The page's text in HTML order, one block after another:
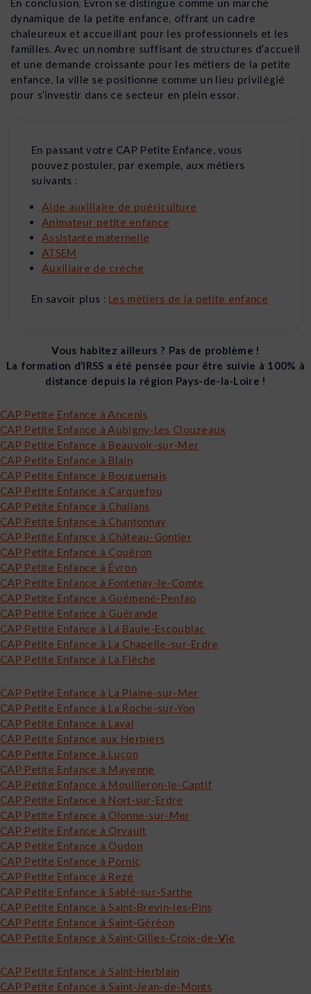
En conclusion, Évron se distingue comme un marché
dynamique de la petite enfance, offrant un cadre
chaleureux et accueillant pour les professionnels et les
familles. Avec un nombre suffisant de structures d’accueil
et une demande croissante pour les métiers de la petite
enfance, la ville se positionne comme un lieu privilégié
pour s’investir dans ce secteur en plein essor.
En passant votre CAP Petite Enfance, vous
pouvez postuler, par exemple, aux métiers
suivants :
Aide auxiliaire de puériculture
Animateur petite enfance
Assistante maternelle
ATSEM
Auxiliaire de crèche
En savoir plus : Les métiers de la petite enfance
Vous habitez ailleurs ? Pas de problème !
La formation d’IRSS a été pensée pour être suivie à 100% à
distance depuis la région Pays-de-la-Loire !
CAP Petite Enfance à Ancenis
CAP Petite Enfance à Aubigny-Les Clouzeaux
CAP Petite Enfance à Beauvoir-sur-Mer
CAP Petite Enfance à Blain
CAP Petite Enfance à Bouguenais
CAP Petite Enfance à Carquefou
CAP Petite Enfance à Challans
CAP Petite Enfance à Chantonnay
CAP Petite Enfance à Château-Gontier
CAP Petite Enfance à Couëron
CAP Petite Enfance à Évron
CAP Petite Enfance à Fontenay-le-Comte
CAP Petite Enfance à Guémené-Penfao
CAP Petite Enfance à Guérande
CAP Petite Enfance à La Baule-Escoublac
CAP Petite Enfance à La Chapelle-sur-Erdre
CAP Petite Enfance à La Flèche
CAP Petite Enfance à La Plaine-sur-Mer
CAP Petite Enfance à La Roche-sur-Yon
CAP Petite Enfance à Laval
CAP Petite Enfance aux Herbiers
CAP Petite Enfance à Luçon
CAP Petite Enfance à Mayenne
CAP Petite Enfance à Mouilleron-le-Captif
CAP Petite Enfance à Nort-sur-Erdre
CAP Petite Enfance à Olonne-sur-Mer
CAP Petite Enfance à Orvault
CAP Petite Enfance à Oudon
CAP Petite Enfance à Pornic
CAP Petite Enfance à Rezé
CAP Petite Enfance à Sablé-sur-Sarthe
CAP Petite Enfance à Saint-Brevin-les-Pins
CAP Petite Enfance à Saint-Géréon
CAP Petite Enfance à Saint-Gilles-Croix-de-Vie
CAP Petite Enfance à Saint-Herblain
CAP Petite Enfance à Saint-Jean-de-Monts